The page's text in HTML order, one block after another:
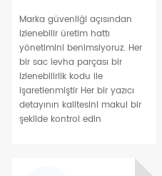
Marka güvenliği açısından
izlenebilir üretim hattı
yönetimini benimsiyoruz. Her
bir sac levha parçası bir
izlenebilirlik kodu ile
işaretlenmiştir Her bir yazıcı
detayının kalitesini makul bir
şekilde kontrol edin